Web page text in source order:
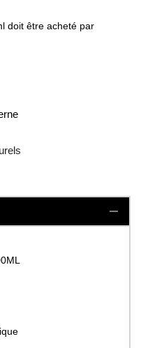
doit être acheté par